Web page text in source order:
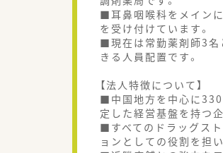
■耳鼻咽喉科をメイン
を受け付けています。
■現在は常勤薬剤師3名
きる人員配置です。
【法人特徴について】
■中国地方を中心に330
定した経営基盤を持つ企
■すべてのドラッグス
ョンとしての役割を担い